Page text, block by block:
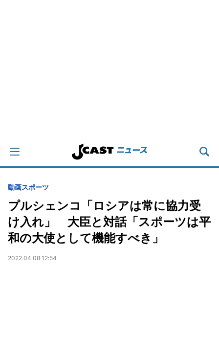
動画スポーツ
プルシェンコ「ロシアは常に協力受
け入れ」 大臣と対話「スポーツは平
和の大使として機能すべき」
2022.04.08 12:54